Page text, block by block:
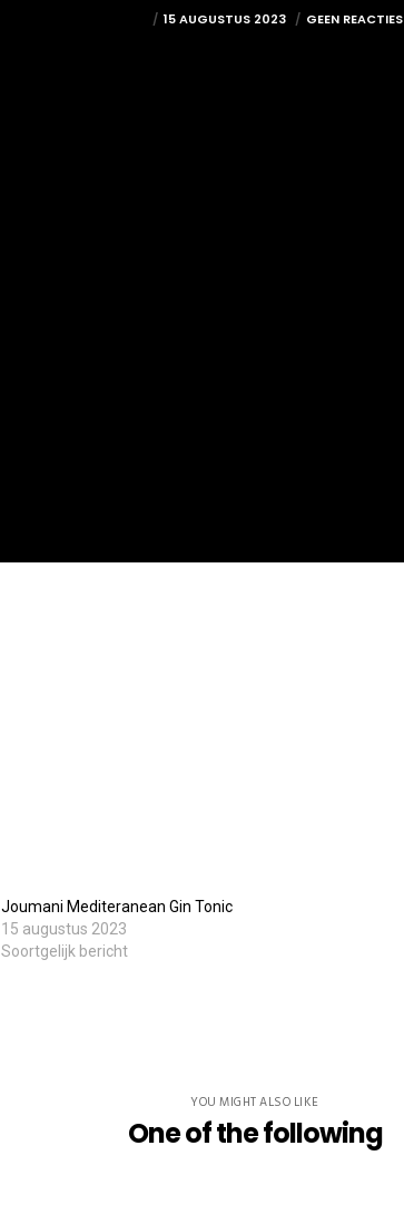
15 AUGUSTUS 2023 GEEN REACTIES
Joumani Mediteranean Gin Tonic
15 augustus 2023
Soortgelijk bericht
YOU MIGHT ALSO LIKE
One of the following
0032 474 20 61 82